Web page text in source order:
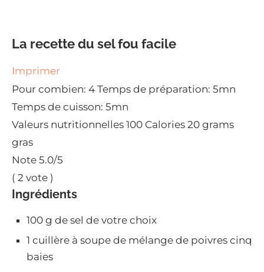
La recette du sel fou facile
Imprimer
Pour combien: 4 Temps de préparation: 5mn
Temps de cuisson: 5mn
Valeurs nutritionnelles 100 Calories 20 grams
gras
Note 5.0/5
( 2 vote )
Ingrédients
100 g de sel de votre choix
1 cuillère à soupe de mélange de poivres cinq
baies